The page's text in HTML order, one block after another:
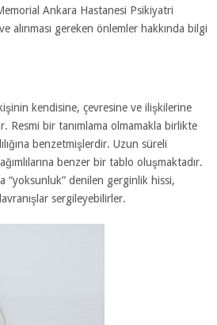
Memorial Ankara Hastanesi Psikiyatri
alınması gereken önlemler hakkında bilgi
kişinin kendisine, çevresine ve ilişkilerine
Resmi bir tanımlama olmamakla birlikte
benzetmişlerdir. Uzun süreli
benzer bir tablo oluşmaktadır.
“yoksunluk” denilen gerginlik hissi,
sergileyebilirler.